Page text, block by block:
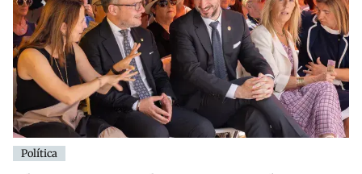
Política